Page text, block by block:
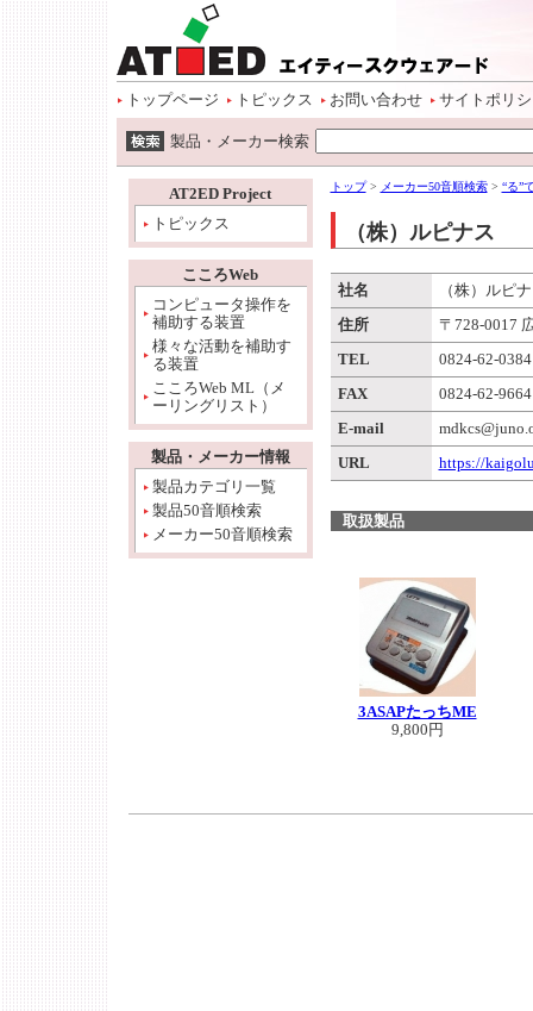
トップページ トピックス お問い合わせ サイトポリ
製品・メーカー検索
AT2ED Project
トピックス
こころWeb
コンピュータ操作を
補助する装置
様々な活動を補助す
る装置
こころWeb ML（メ
ーリングリスト）
製品・メーカー情報
製品カテゴリ一覧
製品50音順検索
メーカー50音順検索
トップ> メーカー50音順検索> “る”
（株）ルピナス
社名
（株）ルピ
住所
〒728-0017
TEL
0824-62-0384
FAX
0824-62-9664
E-mail
URL
https://
取扱製品
3ASAPたっちME
9,800円